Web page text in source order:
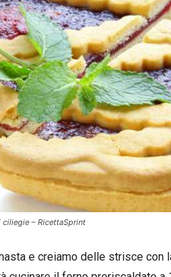
– RicettaSprint
e creiamo delle strisce con